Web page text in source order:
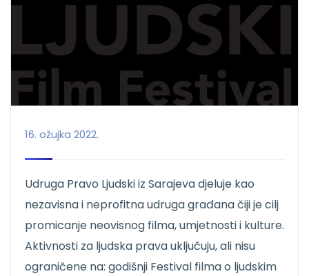
16. ožujka 2022.
Udruga Pravo Ljudski iz Sarajeva djeluje kao
nezavisna i neprofitna udruga građana čiji je cilj
promicanje neovisnog filma, umjetnosti i kulture.
Aktivnosti za ljudska prava uključuju, ali nisu
ograničene na: godišnji Festival filma o ljudskim